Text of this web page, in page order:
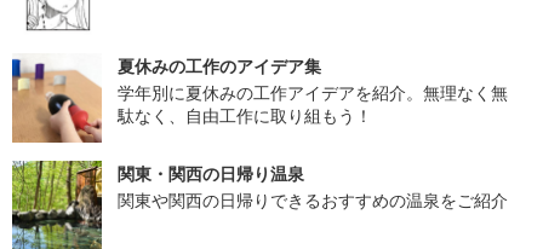
夏休みの工作のアイデア集
学年別に夏休みの工作アイデアを紹介。無理なく無
駄なく、自由工作に取り組もう！
関東・関西の日帰り温泉
関東や関西の日帰りできるおすすめの温泉をご紹介